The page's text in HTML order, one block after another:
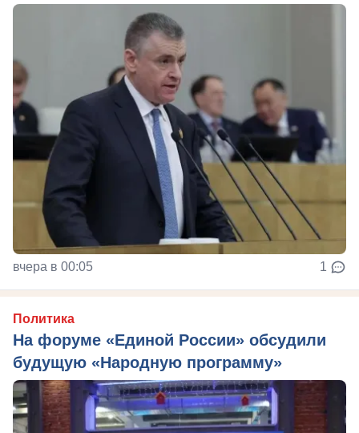
вчера в 00:05 1
Политика
На форуме «Единой России» обсудили
будущую «Народную программу»